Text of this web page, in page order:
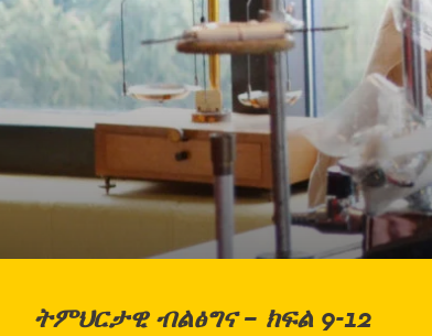
ትምህርታዊ ብልፅግና – ክፍል 9-12